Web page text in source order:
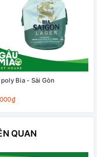
Bia - Sài Gòn
QUAN